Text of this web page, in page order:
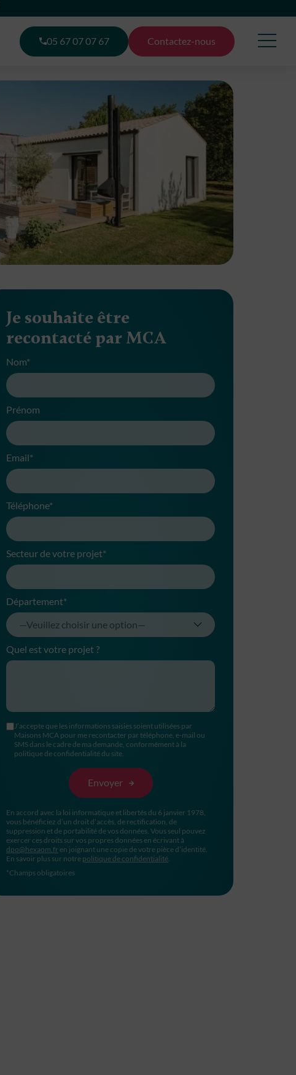
05 67 07 07 67 Contactez-nous
Je souhaite être
recontacté par MCA
Nom*
Prénom
Email*
Téléphone*
Secteur de votre projet*
Département*
Quel est votre projet ?
J’accepte que les informations saisies soient utilisées par
Maisons MCA pour me recontacter par téléphone, e-mail ou
SMS dans le cadre de ma demande, conformément à la
politique de confidentialité du site.
En accord avec la loi informatique et libertés du 6 janvier 1978,
vous bénéficiez d’un droit d’accès, de rectification, de
suppression et de portabilité de vos données. Vous seul pouvez
exercer ces droits sur vos propres données en écrivant à
dpo@hexaom.fr en joignant une copie de votre pièce d’identité.
En savoir plus sur notre politique de confidentialité
*Champs obligatoires